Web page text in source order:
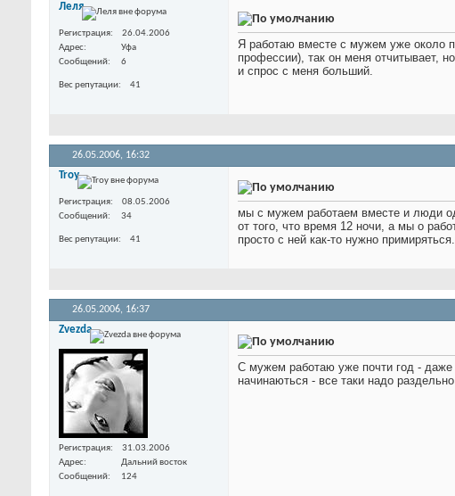
Леля
Регистрация
26.04.2006
Адрес
Уфа
Сообщений
6
Вес репутации 41
Я работаю вместе с мужем уже около
профессии), так он меня отчитывает,
и спрос с меня больший.
26.05.2006, 16:32
Troy
Регистрация
08.05.2006
Сообщений
34
Вес репутации 41
мы с мужем работаем вместе и люди
от того, что время 12 ночи, а мы о
просто с ней как-то нужно
26.05.2006, 16:37
Zvezda
Регистрация
31.03.2006
Адрес
Дальний восток
Сообщений
124
С мужем работаю уже почти год - даже
начинаються - все таки надо